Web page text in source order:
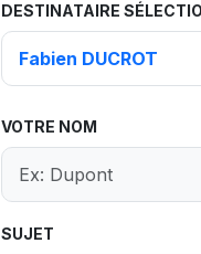
DESTINATAIRE
VOTRE NOM
SUJET